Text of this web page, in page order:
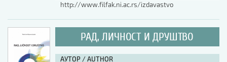
http://www.filfak.ni.ac.rs/izdavastvo
РАД, ЛИЧНОСТ И ДРУШТВО
АУТОР / AUTHOR